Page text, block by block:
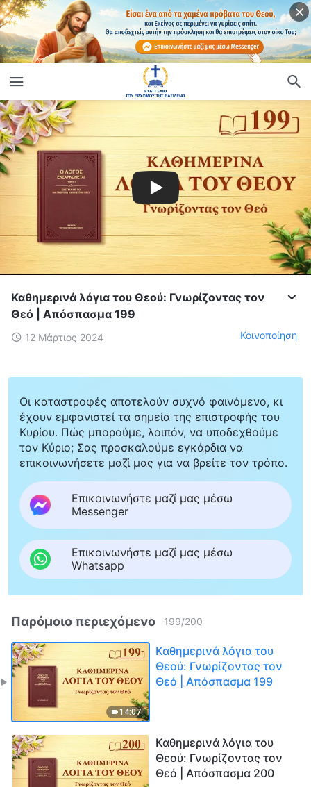
Καθημερινά λόγια του Θεού: Γνωρίζοντας τον
Θεό | Απόσπασμα 199
12 Μάρτιος 2024 Κοινοποίηση
Οι καταστροφές αποτελούν συχνό φαινόμενο, κι
έχουν εμφανιστεί τα σημεία της επιστροφής του
Κυρίου. Πώς μπορούμε, λοιπόν, να υποδεχθούμε
τον Κύριο; Σας προσκαλούμε εγκάρδια να
επικοινωνήσετε μαζί μας για να βρείτε τον τρόπο.
Επικοινωνήστε μαζί μας μέσω
Messenger
Επικοινωνήστε μαζί μας μέσω
Whatsapp
Παρόμοιο περιεχόμενο 199/200
14:07
Καθημερινά λόγια του
Θεού: Γνωρίζοντας τον
Θεό | Απόσπασμα 199
Καθημερινά λόγια του
Θεού: Γνωρίζοντας τον
Θεό | Απόσπασμα 200